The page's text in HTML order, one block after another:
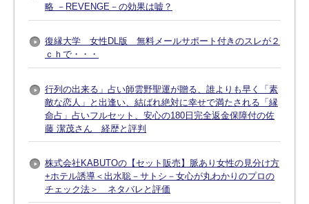
略 －REVENGE－の効果は嘘？
復縁大学 女性DL版 無料メールサポート付きのスレが２
ｃｈで・・・
行列の出来る」占い師雲野聖運が贈る、誰よりも早く「素
敵な恋人」と出逢い、結ばれ絶対に幸せで満たされる「縁
命占」占いフルセット、安心の180日完全返金保障付の佐
藤 潔茂さん 経歴と評判
株式会社KABUTOの【セット販売】脈あり女性の見分け方
+ホテル誘導＜出水聡－サトシ－女心が丸わかりのプロの
チェック法＞ ネタバレと評価